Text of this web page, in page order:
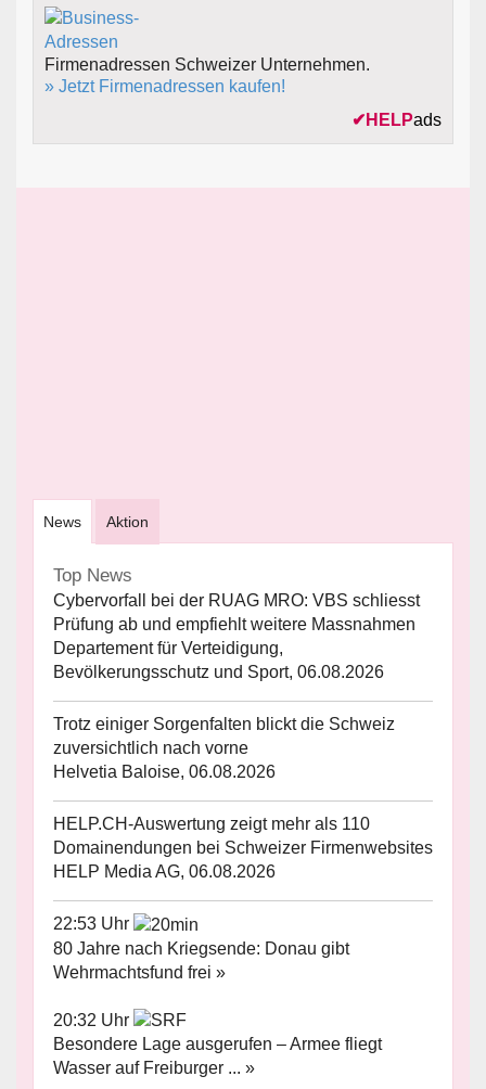
Firmenadressen Schweizer Unternehmen.
» Jetzt Firmenadressen kaufen!
✔ HELPads
News Aktion
Top News
Cybervorfall bei der RUAG MRO: VBS schliesst
Prüfung ab und empfiehlt weitere Massnahmen
Departement für Verteidigung,
Bevölkerungsschutz und Sport, 06.08.2026
Trotz einiger Sorgenfalten blickt die Schweiz
zuversichtlich nach vorne
Helvetia Baloise, 06.08.2026
HELP.CH-Auswertung zeigt mehr als 110
Domainendungen bei Schweizer Firmenwebsites
HELP Media AG, 06.08.2026
22:53 Uhr
80 Jahre nach Kriegsende: Donau gibt
Wehrmachtsfund frei »
20:32 Uhr
Besondere Lage ausgerufen – Armee fliegt
Wasser auf Freiburger ... »